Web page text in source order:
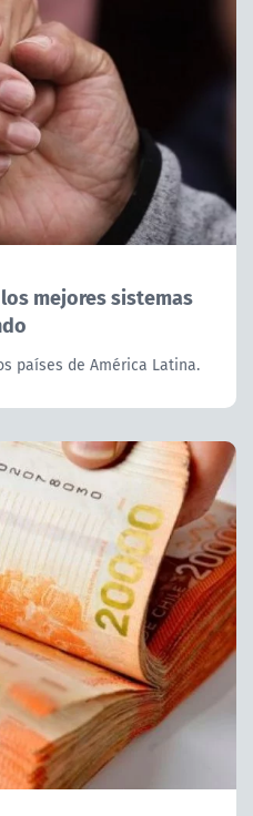
mejores sistemas
países de América Latina.